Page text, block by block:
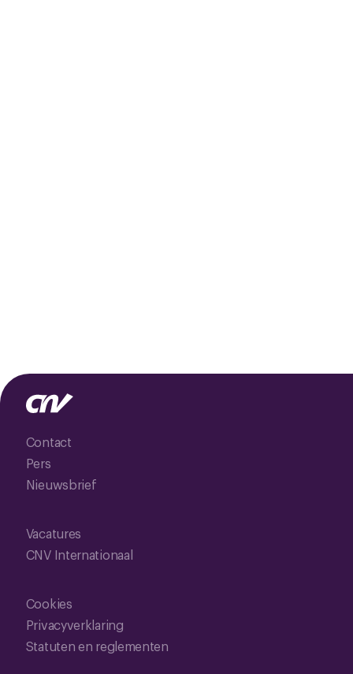
Contact
Pers
Nieuwsbrief
Vacatures
CNV Internationaal
Cookies
Privacyverklaring
Statuten en reglementen